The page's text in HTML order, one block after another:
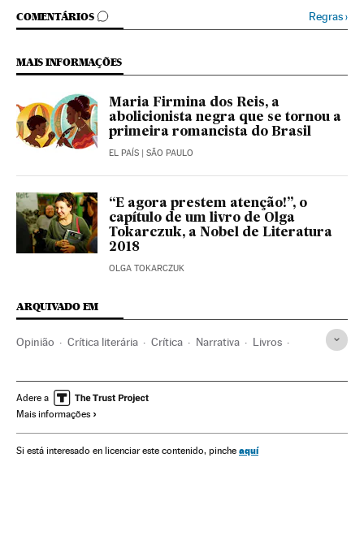
COMENTÁRIOS
COMENTÁRIOS Regras›
MAIS INFORMAÇÕES
Maria Firmina dos Reis, a
abolicionista negra que se tornou a
primeira romancista do Brasil
EL PAÍS | SÃO PAULO
“E agora prestem atenção!”, o
capítulo de um livro de Olga
Tokarczuk, a Nobel de Literatura
2018
OLGA TOKARCZUK
ARQUIVADO EM
Opinião Crítica literária Crítica Narrativa Livros
Adere a
Mais informações
Si está interesado en licenciar este contenido, pinche aquí